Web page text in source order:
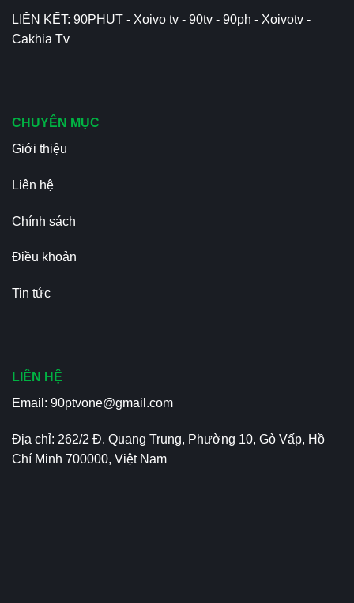
LIÊN KẾT: 90PHUT - Xoivo tv - 90tv - 90ph - Xoivotv -
Cakhia Tv
CHUYÊN MỤC
Giới thiệu
Liên hệ
Chính sách
Điều khoản
Tin tức
LIÊN HỆ
Email: 90ptvone@gmail.com
Địa chỉ: 262/2 Đ. Quang Trung, Phường 10, Gò Vấp, Hồ
Chí Minh 700000, Việt Nam